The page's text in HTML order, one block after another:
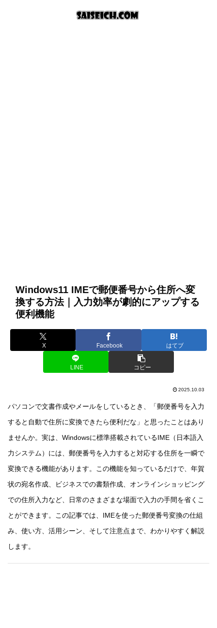
Windows11 IMEで郵便番号から住所へ変
換する方法｜入力効率が劇的にアップする
便利機能
X Facebook はてブ
LINE コピー
2025.10.03
パソコンで文書作成やメールをしているとき、「郵便番号を入力
すると自動で住所に変換できたら便利だな」と思ったことはあり
ませんか。実は、Windowsに標準搭載されているIME（日本語入
力システム）には、郵便番号を入力すると対応する住所を一瞬で
変換できる機能があります。この機能を知っているだけで、年賀
状の宛名作成、ビジネスでの書類作成、オンラインショッピング
での住所入力など、日常のさまざまな場面で入力の手間を省くこ
とができます。この記事では、IMEを使った郵便番号変換の仕組
み、使い方、活用シーン、そして注意点まで、わかりやすく解説
します。